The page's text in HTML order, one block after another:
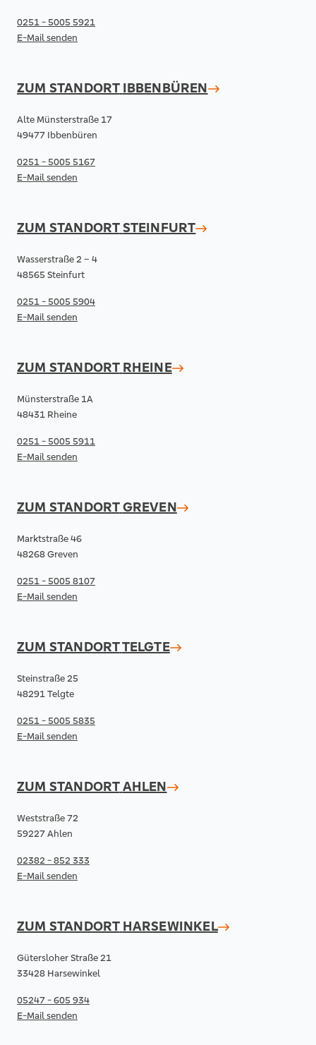
0251 - 5005 5921
E-Mail senden
ZUM STANDORT IBBENBÜREN
Alte Münsterstraße 17
49477 Ibbenbüren
0251 - 5005 5167
E-Mail senden
ZUM STANDORTSTEINFURT
Wasserstraße 2 – 4
48565 Steinfurt
0251 - 5005 5904
E-Mail senden
ZUM STANDORT RHEINE
Münsterstraße 1A
48431 Rheine
0251 - 5005 5911
E-Mail senden
ZUM STANDORTGREVEN
Marktstraße 46
48268 Greven
0251 - 5005 8107
E-Mail senden
ZUM STANDORTTELGTE
Steinstraße 25
48291 Telgte
0251 - 5005 5835
E-Mail senden
ZUM STANDORTAHLEN
Weststraße 72
59227 Ahlen
02382 - 852 333
E-Mail senden
ZUM STANDORT HARSEWINKEL
Gütersloher Straße 21
33428 Harsewinkel
05247 - 605 934
E-Mail senden